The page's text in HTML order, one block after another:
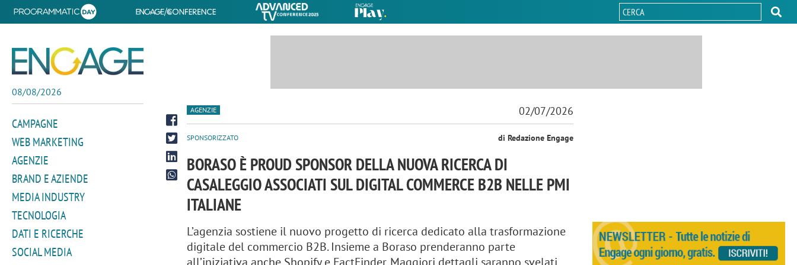
08/08/2026
CAMPAGNE
WEB MARKETING
AGENZIE
BRAND E AZIENDE
MEDIA INDUSTRY
TECNOLOGIA
DATI E RICERCHE
SOCIAL MEDIA
AGENZIE 02/07/2026
SPONSORIZZATO di Redazione Engage
BORASO È PROUD SPONSOR DELLA NUOVA RICERCA DI
CASALEGGIO ASSOCIATI SUL DIGITAL COMMERCE B2B NELLE PMI
ITALIANE
L’agenzia sostiene il nuovo progetto di ricerca dedicato alla trasformazione
digitale del commercio B2B. Insieme a Boraso prenderanno parte